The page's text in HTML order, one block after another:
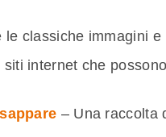
le classiche immagini e
siti internet che
– Una raccolta